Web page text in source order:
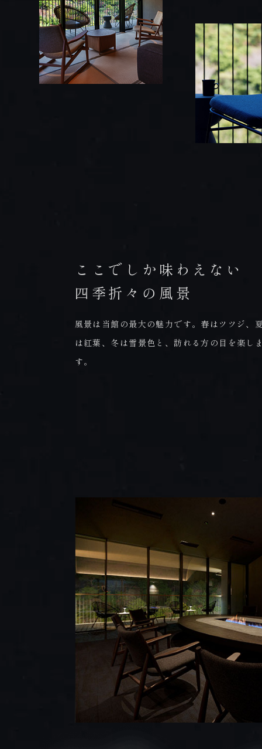
ここでしか味わえない
四季折々の風景
風景は当館の最大の魅力です。春はツツジ、
は紅葉、冬は雪景色と、訪れる方の目を楽し
す。